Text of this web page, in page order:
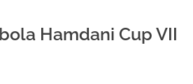
Hamdani Cup VII